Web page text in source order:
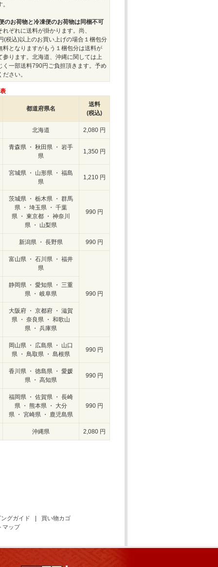
のお荷物と冷凍便のお荷物は同梱不可
れぞれに送料が掛かります。尚、
(税込)以上のお買い上げの場合１梱包分
料となりますがもう１梱包分は送料が
参ります。北海道、沖縄に関しては上
く一部送料790円ご負担頂きます。予め
ださい。
都道府県名
送料
(税込)
北海道 2,080 円
青森県 ・ 秋田県 ・ 岩手
県
1,350 円
宮城県 ・ 山形県 ・ 福島
県
1,210 円
茨城県 ・ 栃木県 ・ 群馬
県 ・ 埼玉県 ・ 千葉
県 ・ 東京都 ・ 神奈川
県 ・ 山梨県
990 円
新潟県 ・ 長野県 990 円
富山県 ・ 石川県 ・ 福井
県
990 円
静岡県 ・ 愛知県 ・ 三重
県 ・ 岐阜県
大阪府 ・ 京都府 ・ 滋賀
県 ・ 奈良県 ・ 和歌山
県 ・ 兵庫県
岡山県 ・ 広島県 ・ 山口
県 ・ 鳥取県 ・ 島根県
990 円
香川県 ・ 徳島県 ・ 愛媛
県 ・ 高知県
990 円
福岡県 ・ 佐賀県 ・ 長崎
県 ・ 熊本県 ・ 大分
県 ・ 宮崎県 ・ 鹿児島県
990 円
沖縄県 2,080 円
グガイド
買い物カゴ
マップ